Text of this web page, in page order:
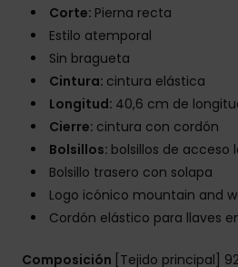
Corte: Pierna recta
Estilo atemporal
Sin bragueta
Cintura: cintura elástica
Longitud: 40,6 cm de
Cierre: cintura con cordón
Bolsillos: bolsillos de acceso
Bolsillo trasero con solapa
Logo icónico mountain and
Cordón elástico para llaves
Composición [Tejido principal]